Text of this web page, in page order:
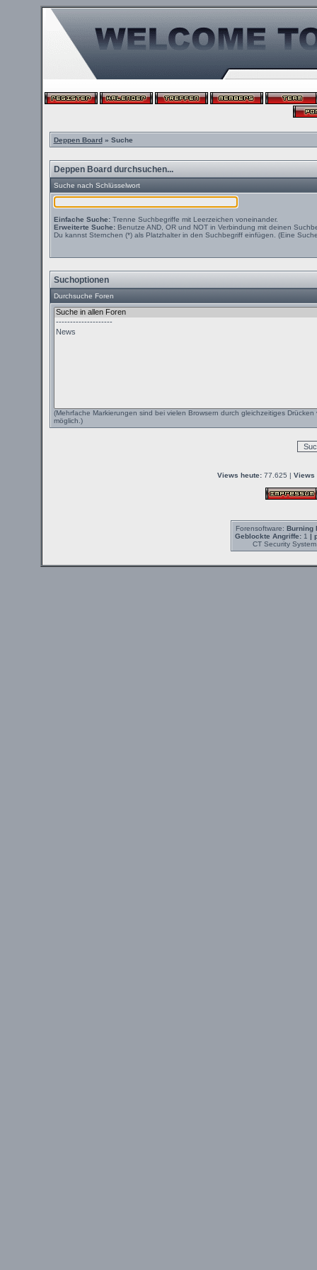
Deppen Board» Suche
Deppen Board durchsuchen...
Suche nach Schlüsselwort
Einfache Suche:Trenne Suchbegriffe mit Leerzeichen voneinander.
Erweiterte Suche:Benutze AND, OR und NOT in Verbindung mit deinen
Du kannst Sternchen (*) als Platzhalter in den Suchbegriff einfügen. (Eine
Suchoptionen
Durchsuche Foren
(Mehrfache Markierungen sind bei vielen Browsern durch gleichzeitiges Drücken
möglich.)
Views heute: 77.625 | Views
Forensoftware: Burning
Geblockte Angriffe:1 |
CT Security